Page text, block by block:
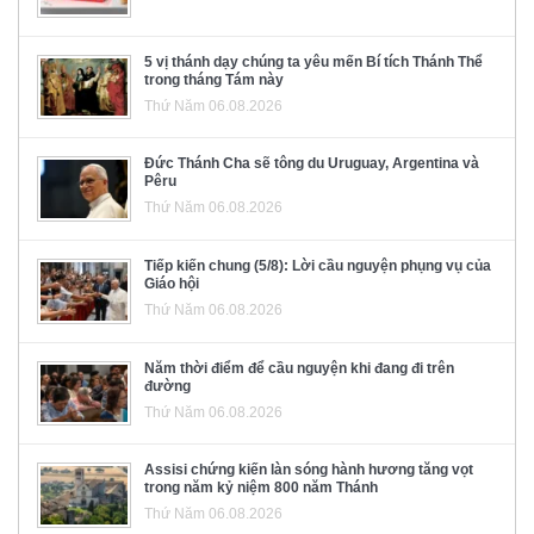
5 vị thánh dạy chúng ta yêu mến Bí tích Thánh Thể
trong tháng Tám này
Thứ Năm 06.08.2026
Đức Thánh Cha sẽ tông du Uruguay, Argentina và
Pêru
Thứ Năm 06.08.2026
Tiếp kiến chung (5/8): Lời cầu nguyện phụng vụ của
Giáo hội
Thứ Năm 06.08.2026
Năm thời điểm để cầu nguyện khi đang đi trên
đường
Thứ Năm 06.08.2026
Assisi chứng kiến làn sóng hành hương tăng vọt
trong năm kỷ niệm 800 năm Thánh
Thứ Năm 06.08.2026